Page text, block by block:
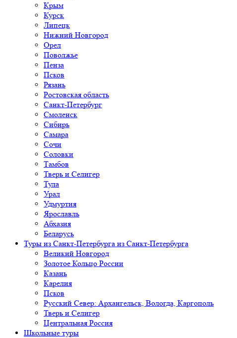
Крым
Курск
Липецк
Нижний Новгород
Орел
Поволжье
Пенза
Псков
Рязань
Ростовская область
Санкт-Петербург
Смоленск
Сибирь
Самара
Сочи
Соловки
Тамбов
Тверь и Селигер
Тула
Урал
Удмуртия
Ярославль
Абхазия
Беларусь
Туры из Санкт-Петербурга из Санкт-Петербурга
Великий Новгород
Золотое Кольцо России
Казань
Карелия
Псков
Русский Север: Архангельск, Вологда, Каргополь
Тверь и Селигер
Центральная Россия
Школьные туры